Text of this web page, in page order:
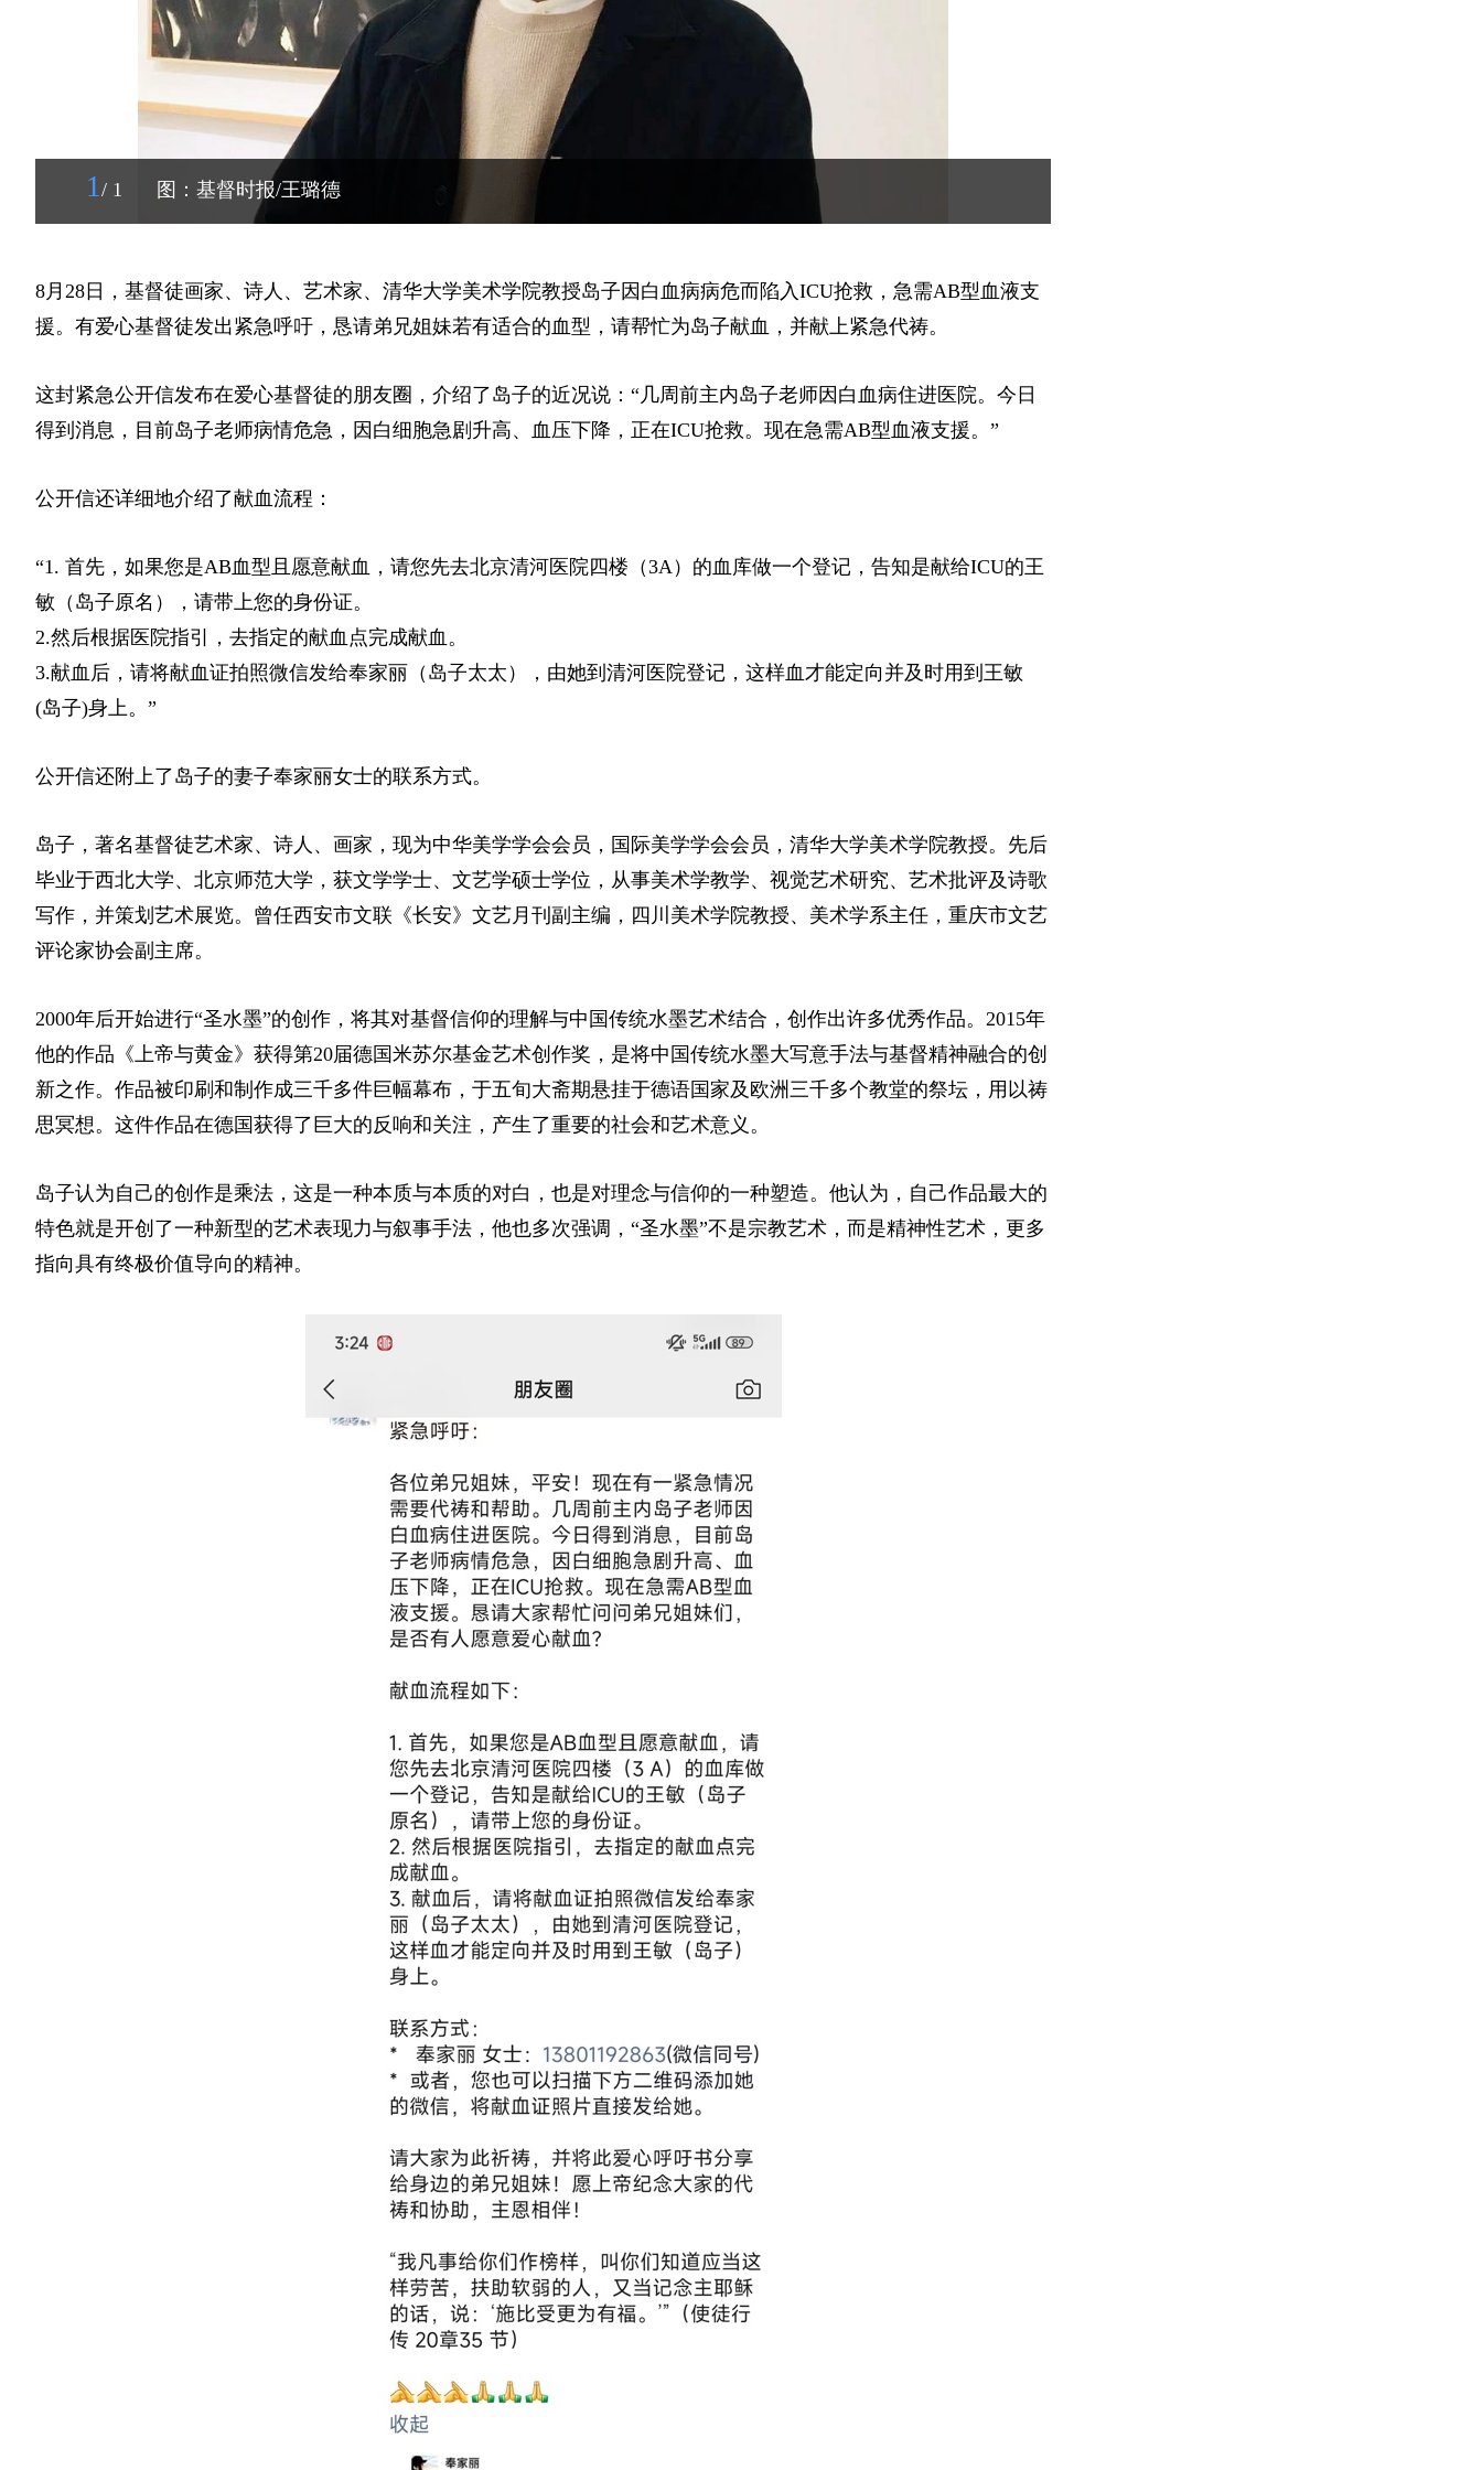
1 / 1 图：基督时报/王璐德
8月28日，基督徒画家、诗人、艺术家、清华大学美术学院教授岛子因白血病病危而陷入ICU抢救，急需AB型血液支
援。有爱心基督徒发出紧急呼吁，恳请弟兄姐妹若有适合的血型，请帮忙为岛子献血，并献上紧急代祷。
这封紧急公开信发布在爱心基督徒的朋友圈，介绍了岛子的近况说：“几周前主内岛子老师因白血病住进医院。今日
得到消息，目前岛子老师病情危急，因白细胞急剧升高、血压下降，正在ICU抢救。现在急需AB型血液支援。”
公开信还详细地介绍了献血流程：
“1. 首先，如果您是AB血型且愿意献血，请您先去北京清河医院四楼（3A）的血库做一个登记，告知是献给ICU的王
敏（岛子原名），请带上您的身份证。
2.然后根据医院指引，去指定的献血点完成献血。
3.献血后，请将献血证拍照微信发给奉家丽（岛子太太），由她到清河医院登记，这样血才能定向并及时用到王敏
(岛子)身上。”
公开信还附上了岛子的妻子奉家丽女士的联系方式。
岛子，著名基督徒艺术家、诗人、画家，现为中华美学学会会员，国际美学学会会员，清华大学美术学院教授。先后
毕业于西北大学、北京师范大学，获文学学士、文艺学硕士学位，从事美术学教学、视觉艺术研究、艺术批评及诗歌
写作，并策划艺术展览。曾任西安市文联《长安》文艺月刊副主编，四川美术学院教授、美术学系主任，重庆市文艺
评论家协会副主席。
2000年后开始进行“圣水墨”的创作，将其对基督信仰的理解与中国传统水墨艺术结合，创作出许多优秀作品。2015年
他的作品《上帝与黄金》获得第20届德国米苏尔基金艺术创作奖，是将中国传统水墨大写意手法与基督精神融合的创
新之作。作品被印刷和制作成三千多件巨幅幕布，于五旬大斋期悬挂于德语国家及欧洲三千多个教堂的祭坛，用以祷
思冥想。这件作品在德国获得了巨大的反响和关注，产生了重要的社会和艺术意义。
岛子认为自己的创作是乘法，这是一种本质与本质的对白，也是对理念与信仰的一种塑造。他认为，自己作品最大的
特色就是开创了一种新型的艺术表现力与叙事手法，他也多次强调，“圣水墨”不是宗教艺术，而是精神性艺术，更多
指向具有终极价值导向的精神。